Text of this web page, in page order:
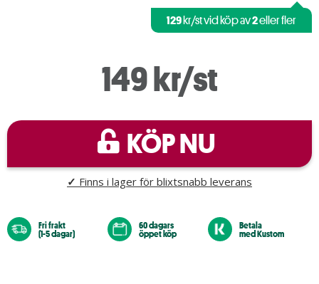
129kr/st vid köp av2eller fler
149 kr/st
KÖP NU
✓ Finns i lager för blixtsnabb leverans
Fri frakt
(1-5 dagar)
60 dagars
öppet köp
Betala
med Kustom